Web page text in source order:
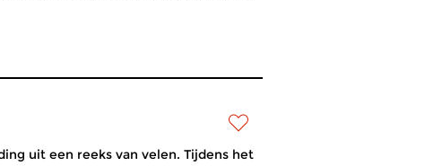
uit een reeks van velen. Tijdens het